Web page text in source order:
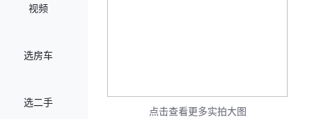
视频
选房车
选二手
点击查看更多实拍大图